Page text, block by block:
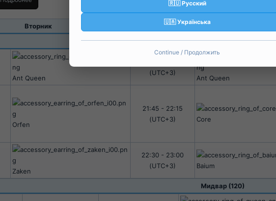
Вторник​
Бигвар (120)​
Ant Queen
(UTC+3)​
Ant Queen
Orfen
21:45 - 22:15
(UTC+3)​
Core
Zaken
22:30 - 23:00
(UTC+3)​
Baium
Мидвар (120)​
🇷🇺 Русский
🇺🇦 Українська
Continue / Продолжить